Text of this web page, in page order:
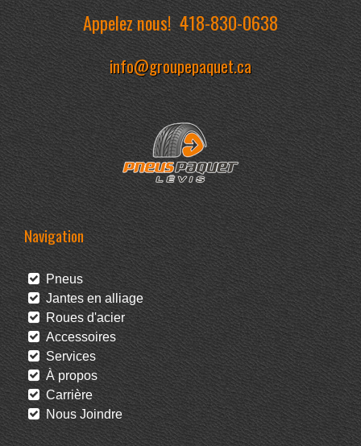
Appelez nous!418-830-0638
info@groupepaquet.ca
Navigation
Pneus
Jantes en alliage
Roues d'acier
Accessoires
Services
À propos
Carrière
Nous Joindre